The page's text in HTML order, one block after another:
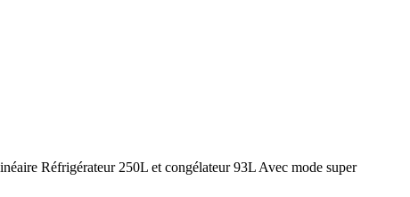
Réfrigérateur 250L et congélateur 93L Avec mode super